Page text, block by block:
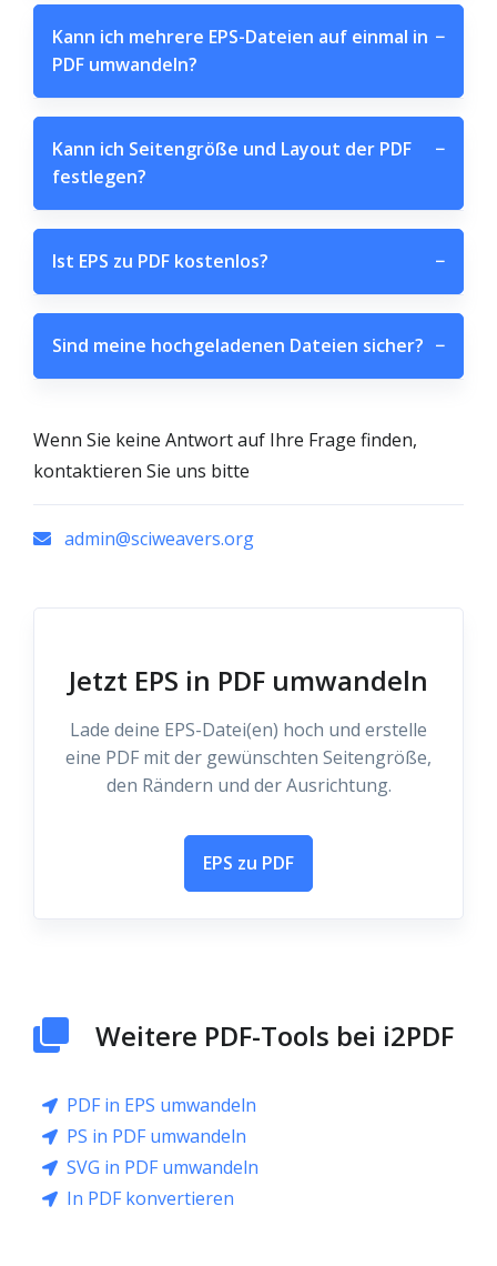
Kann ich mehrere EPS-Dateien auf einmal in
PDF umwandeln?
−
Kann ich Seitengröße und Layout der PDF
festlegen?
−
Ist EPS zu PDF kostenlos? −
Sind meine hochgeladenen Dateien sicher? −
Wenn Sie keine Antwort auf Ihre Frage finden,
kontaktieren Sie uns bitte
admin@sciweavers.org
Jetzt EPS in PDF umwandeln
Lade deine EPS-Datei(en) hoch und erstelle
eine PDF mit der gewünschten Seitengröße,
den Rändern und der Ausrichtung.
EPS zu PDF
Weitere PDF-Tools bei i2PDF
PDF in EPS umwandeln
PS in PDF umwandeln
SVG in PDF umwandeln
In PDF konvertieren